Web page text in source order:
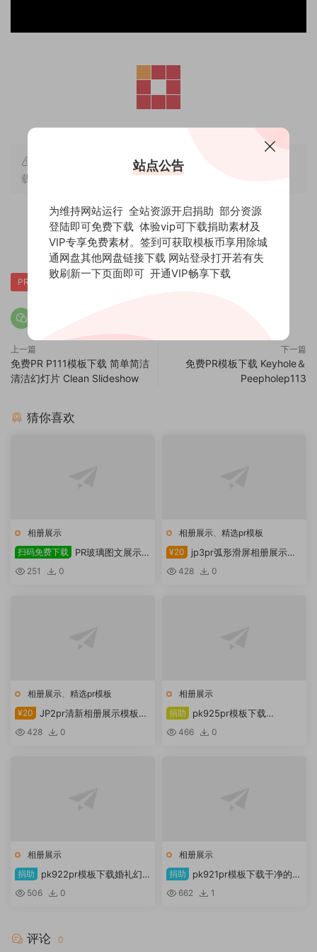
https://new.freehpcg.com/archives/872
载请注明出处。
0 赏 0
PR 插件 模板
上一篇
免费PR P111模板下载 简单简洁
清洁幻灯片 Clean Slideshow
下一篇
免费PR模板下载 Keyhole＆
Peepholep113
猜你喜欢
相册展示
扫码免费下载
PR玻璃图文展示模
板扫码下载
251 0
相册展示、 精选pr模板
¥20
jp3pr弧形滑屏相册展示模
板 428 0
相册展示、 精选pr模板
¥20
JP2pr清新相册展示模板下
载 428 0
相册展示
捐助
pk925pr模板下载
Videohive Slideshow
466 0
相册展示
捐助
pk922pr模板下载婚礼幻
灯片506 0
相册展示
捐助
pk921pr模板下载干净的多
帧幻灯片
662 1
评论 0
站点公告
为维持网站运行 全站资源开启捐助 部分资源
登陆即可免费下载 体验vip可下载捐助素材及
VIP专享免费素材。签到可获取模板币享用除城
通网盘其他网盘链接下载 网站登录打开若有失
败刷新一下页面即可 开通VIP畅享下载